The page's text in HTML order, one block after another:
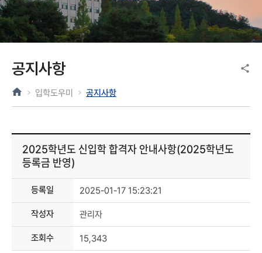
공지사항
입학도우미 공지사항
2025학년도 신입학 합격자 안내사항(2025학년도
등록금 반영)
등록일 2025-01-17 15:23:21
작성자 관리자
조회수 15,343